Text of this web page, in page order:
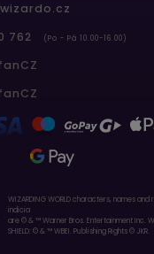
wizardo.cz
762
(Po - Pá 10.00-16.00)
WIZARDING WORLD characters, names and
indicia
are © & ™ Warner Bros. Entertainment Inc.
SHIELD: © & ™ WBEI. Publishing Rights © JKR.